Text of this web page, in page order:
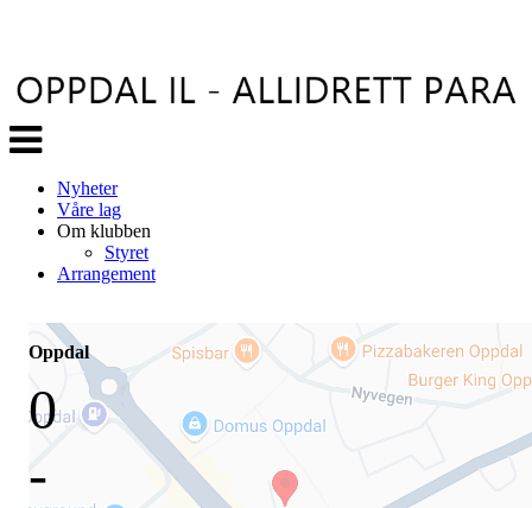
Veksle
navigasjon
Nyheter
Våre lag
Om klubben
Styret
Arrangement
Oppdal
0
-